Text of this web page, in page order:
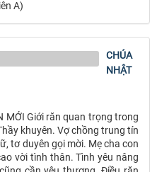
A)
CHÚA
NHẬT
MỚI Giới răn quan trọng trong
khuyên. Vợ chồng trung tín
tơ duyên gọi mời. Mẹ cha con
vời tình thân. Tình yêu nâng